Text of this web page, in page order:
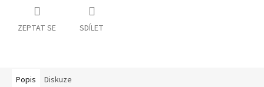
ZEPTAT SE SDÍLET
Popis Diskuze